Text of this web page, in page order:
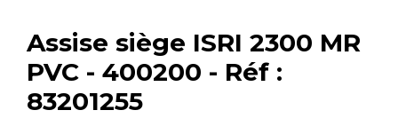
Assise siège ISRI 2300 MR
PVC - 400200 - Réf :
83201255